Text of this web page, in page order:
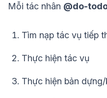
Mỗi tác nhân @do-
Tìm nạp tác vụ tiếp
Thực hiện tác vụ
Thực hiện bản